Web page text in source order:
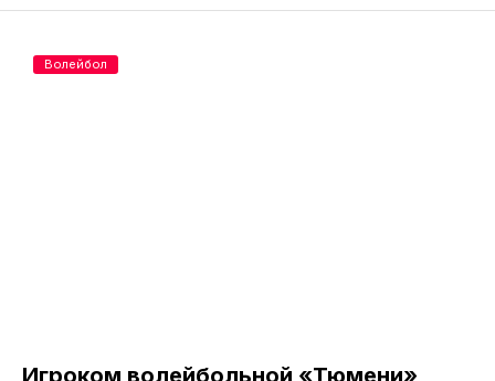
Волейбол